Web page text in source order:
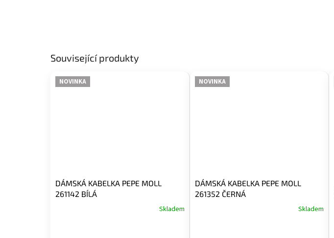
Související produkty
NOVINKA
DÁMSKÁ KABELKA PEPE MOLL
261142 BÍLÁ
Skladem
NOVINKA
DÁMSKÁ KABELKA PEPE MOLL
261352 ČERNÁ
Skladem